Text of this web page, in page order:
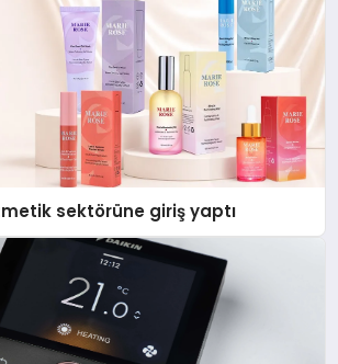
sektörüne giriş yaptı